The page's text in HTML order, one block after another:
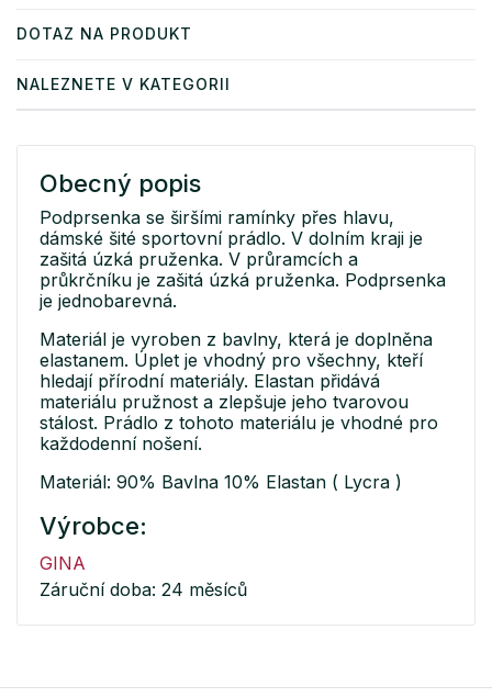
DOTAZ NA PRODUKT
NALEZNETE V KATEGORII
Obecný popis
Podprsenka se širšími ramínky přes hlavu,
dámské šité sportovní prádlo. V dolním kraji je
zašitá úzká pruženka. V průramcích a
průkrčníku je zašitá úzká pruženka. Podprsenka
je jednobarevná.
Materiál je vyroben z bavlny, která je doplněna
elastanem. Úplet je vhodný pro všechny, kteří
hledají přírodní materiály. Elastan přidává
materiálu pružnost a zlepšuje jeho tvarovou
stálost. Prádlo z tohoto materiálu je vhodné pro
každodenní nošení.
Materiál: 90% Bavlna 10% Elastan ( Lycra )
Výrobce:
GINA
Záruční doba: 24 měsíců